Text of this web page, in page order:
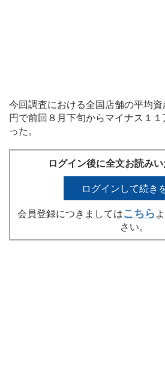
今回調査における全国店舗の平均
円で前回８月下旬からマイナス１
った。
ログイン後に全文お読みい
ログインして続き
会員登録につきましてはこちら
さい。